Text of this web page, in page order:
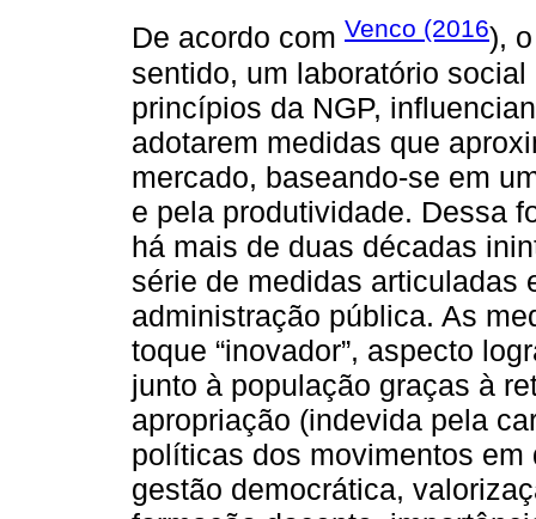
De acordo com Venco (2016),
sentido, um laboratório
princípios da NGP,
adotarem medidas que
mercado, baseando-se em
e pela produtividade. Dessa
há mais de duas décadas
série de medidas articuladas
administração pública. As
toque “inovador”, aspecto
junto à população graças à
apropriação (indevida pela
políticas dos movimentos
gestão democrática,